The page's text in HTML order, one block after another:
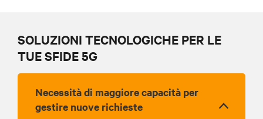
SOLUZIONI TECNOLOGICHE PER LE
TUE SFIDE 5G
Necessità di maggiore capacità per
gestire nuove richieste